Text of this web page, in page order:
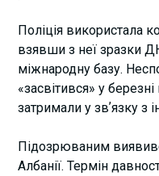
Поліція використала
взявши з неї зразки
міжнародну базу.
«засвітився» у
затримали у звʼязку з
Підозрюваним
Албанії. Термін